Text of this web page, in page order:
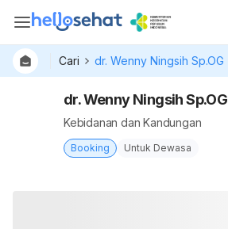
Cari dr. Wenny Ningsih Sp.OG
dr. Wenny Ningsih Sp.OG
Kebidanan dan Kandungan
Booking Untuk Dewasa